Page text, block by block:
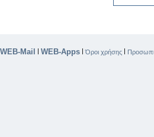
WEB-Mail | WEB-Apps |Όροι χρήσης |